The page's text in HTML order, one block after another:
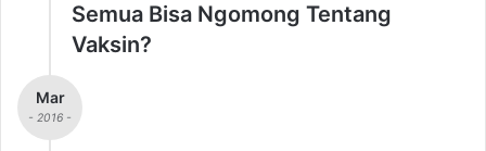
Semua Bisa Ngomong Tentang
Vaksin?
Mar
- 2016 -